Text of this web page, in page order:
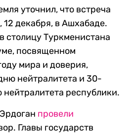
уточнил, что встреча
12 декабря, в Ашхабаде.
столицу Туркменистана
посвященном
мира и доверия,
нейтралитета и 30-
нейтралитета республики.
провели
Главы государств